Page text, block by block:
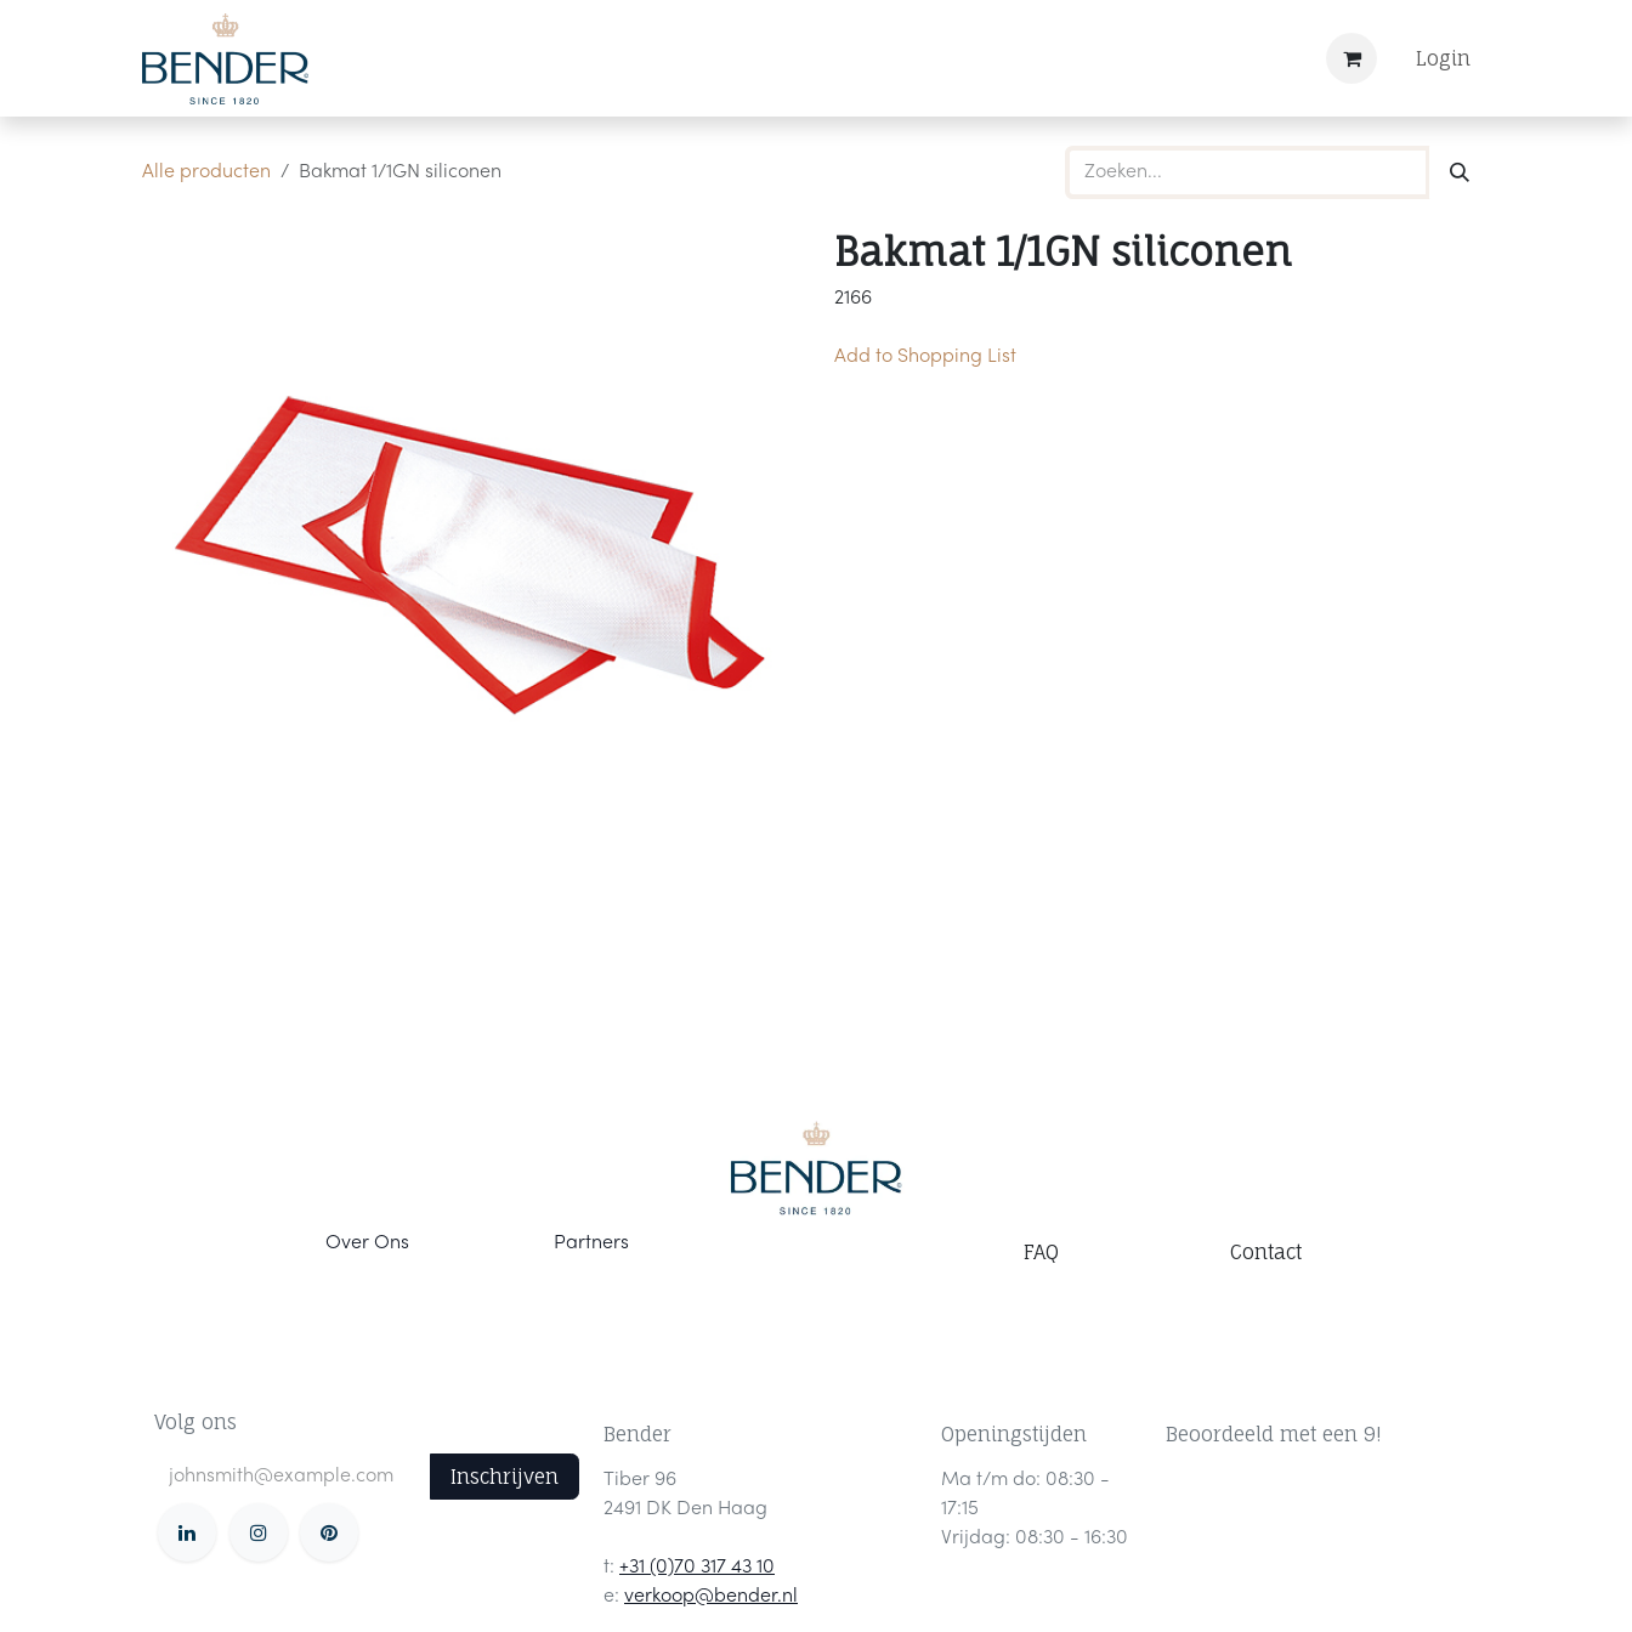
Overslaan naar inhoud
Login
Alle producten Bakmat 1/1GN siliconen
Bakmat 1/1GN siliconen
2166
Add to Shopping List
Volg ons
Inschrijven
Bender
Tiber 96
2491 DK Den Haag
t: +31 (0)70 317 43 10
e: verkoop@bender.nl
Openingstijden
Ma t/m do: 08:30 -
17:15
Vrijdag: 08:30 - 16:30
Beoordeeld met een 9!
Contact
Partners
Over Ons FAQ